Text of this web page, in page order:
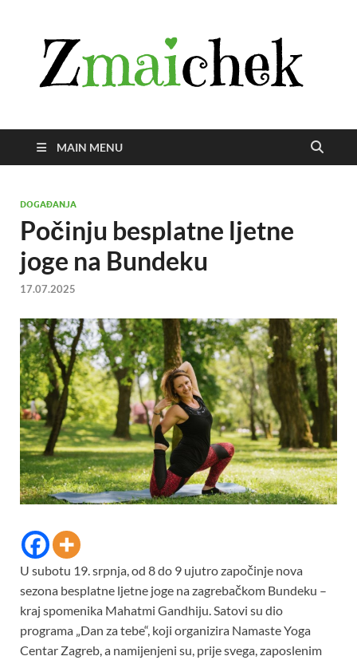
MAIN MENU
DOGAĐANJA
Počinju besplatne ljetne
joge na Bundeku
17.07.2025
U subotu 19. srpnja, od 8 do 9 ujutro započinje nova
sezona besplatne ljetne joge na zagrebačkom Bundeku –
kraj spomenika Mahatmi Gandhiju. Satovi su dio
programa „Dan za tebe“, koji organizira Namaste Yoga
Centar Zagreb, a namijenjeni su, prije svega, zaposlenim